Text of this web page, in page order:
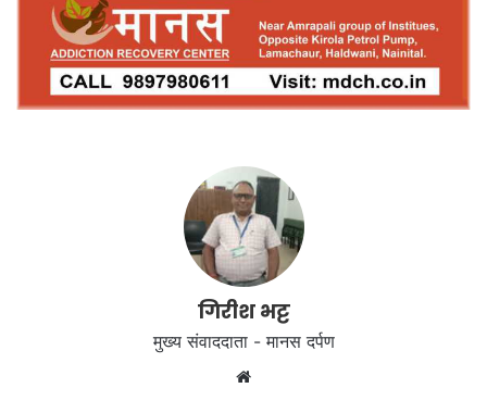
गिरीश भट्ट
मुख्य संवाददाता - मानस दर्पण
Website